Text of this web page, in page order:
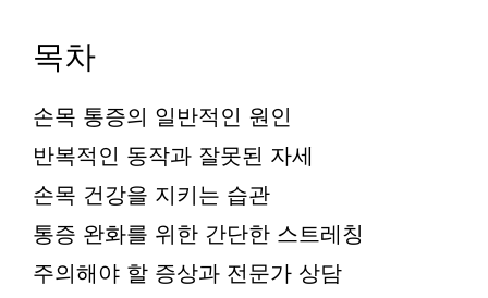
목차
손목 통증의 일반적인 원인
반복적인 동작과 잘못된 자세
손목 건강을 지키는 습관
통증 완화를 위한 간단한 스트레칭
주의해야 할 증상과 전문가 상담